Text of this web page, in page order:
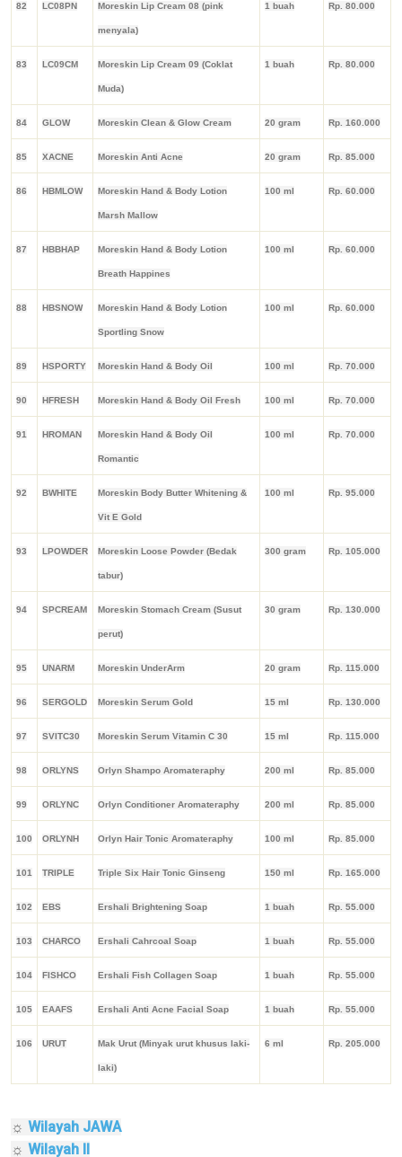
82 LC08PN Moreskin Lip Cream 08 (pink
menyala)
1 buah Rp. 80.000
83 LC09CM Moreskin Lip Cream 09 (Coklat
Muda)
1 buah Rp. 80.000
84 GLOW Moreskin Clean & Glow Cream 20 gram Rp. 160.000
85 XACNE Moreskin Anti Acne 20 gram Rp. 85.000
86 HBMLOW Moreskin Hand & Body Lotion
Marsh Mallow
100 ml Rp. 60.000
87 HBBHAP Moreskin Hand & Body Lotion
Breath Happines
100 ml Rp. 60.000
88 HBSNOW Moreskin Hand & Body Lotion
Sportling Snow
100 ml Rp. 60.000
89 HSPORTY Moreskin Hand & Body Oil 100 ml Rp. 70.000
90 HFRESH Moreskin Hand & Body Oil Fresh 100 ml Rp. 70.000
91 HROMAN Moreskin Hand & Body Oil
Romantic
100 ml Rp. 70.000
92 BWHITE Moreskin Body Butter Whitening &
Vit E Gold
100 ml Rp. 95.000
93 LPOWDER Moreskin Loose Powder (Bedak
tabur)
300 gram Rp. 105.000
94 SPCREAM Moreskin Stomach Cream (Susut
perut)
30 gram Rp. 130.000
95 UNARM Moreskin UnderArm 20 gram Rp. 115.000
96 SERGOLD Moreskin Serum Gold 15 ml Rp. 130.000
97 SVITC30 Moreskin Serum Vitamin C 30 15 ml Rp. 115.000
98 ORLYNS Orlyn Shampo Aromateraphy 200 ml Rp. 85.000
99 ORLYNC Orlyn Conditioner Aromateraphy 200 ml Rp. 85.000
100 ORLYNH Orlyn Hair Tonic Aromateraphy 100 ml Rp. 85.000
101 TRIPLE Triple Six Hair Tonic Ginseng 150 ml Rp. 165.000
102 EBS Ershali Brightening Soap 1 buah Rp. 55.000
103 CHARCO Ershali Cahrcoal Soap 1 buah Rp. 55.000
104 FISHCO Ershali Fish Collagen Soap 1 buah Rp. 55.000
105 EAAFS Ershali Anti Acne Facial Soap 1 buah Rp. 55.000
106 URUT Mak Urut (Minyak urut khusus laki-
laki)
6 ml Rp. 205.000
☼ Wilayah JAWA
☼ Wilayah II